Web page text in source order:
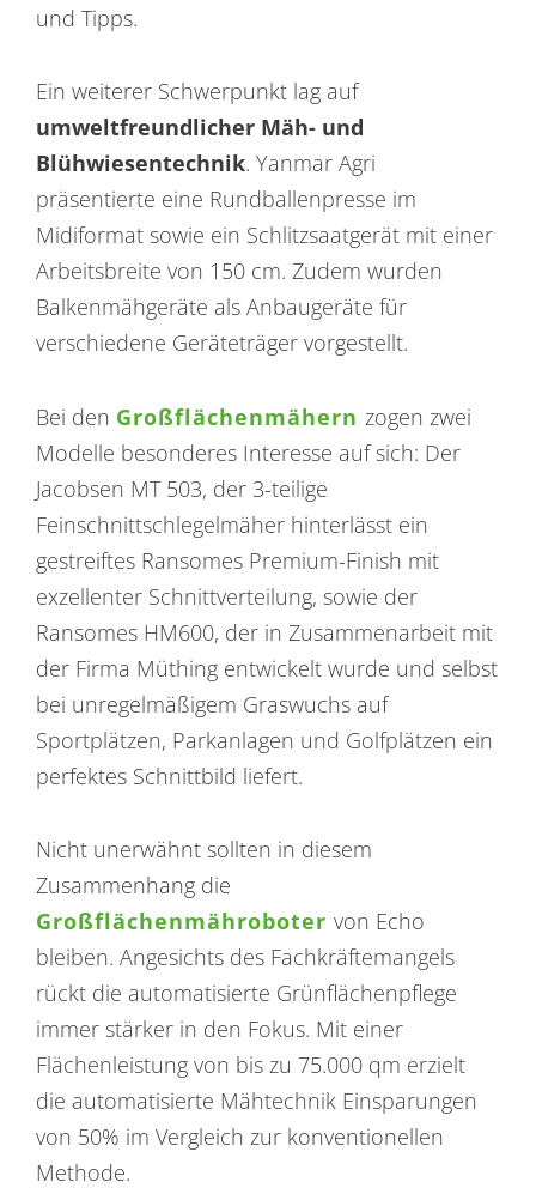
und Tipps.
Ein weiterer Schwerpunkt lag auf
umweltfreundlicher Mäh- und
Blühwiesentechnik. Yanmar Agri
präsentierte eine Rundballenpresse im
Midiformat sowie ein Schlitzsaatgerät mit einer
Arbeitsbreite von 150 cm. Zudem wurden
Balkenmähgeräte als Anbaugeräte für
verschiedene Geräteträger vorgestellt.
Bei den Großflächenmähern zogen zwei
Modelle besonderes Interesse auf sich: Der
Jacobsen MT 503, der 3-teilige
Feinschnittschlegelmäher hinterlässt ein
gestreiftes Ransomes Premium-Finish mit
exzellenter Schnittverteilung, sowie der
Ransomes HM600, der in Zusammenarbeit mit
der Firma Müthing entwickelt wurde und selbst
bei unregelmäßigem Graswuchs auf
Sportplätzen, Parkanlagen und Golfplätzen ein
perfektes Schnittbild liefert.
Nicht unerwähnt sollten in diesem
Zusammenhang die
Großflächenmähroboter von Echo
bleiben. Angesichts des Fachkräftemangels
rückt die automatisierte Grünflächenpflege
immer stärker in den Fokus. Mit einer
Flächenleistung von bis zu 75.000 qm erzielt
die automatisierte Mähtechnik Einsparungen
von 50% im Vergleich zur konventionellen
Methode.